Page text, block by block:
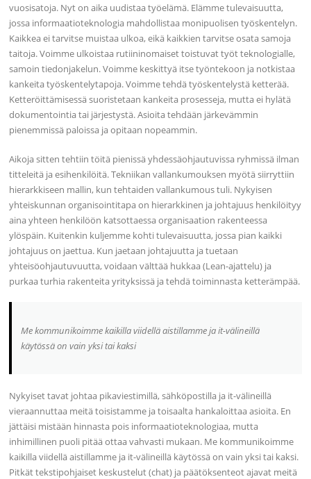
vuosisatoja. Nyt on aika uudistaa työelämä. Elämme tulevaisuutta,
jossa informaatioteknologia mahdollistaa monipuolisen työskentelyn.
Kaikkea ei tarvitse muistaa ulkoa, eikä kaikkien tarvitse osata samoja
taitoja. Voimme ulkoistaa rutiininomaiset toistuvat työt teknologialle,
samoin tiedonjakelun. Voimme keskittyä itse työntekoon ja notkistaa
kankeita työskentelytapoja. Voimme tehdä työskentelystä ketterää.
Ketteröittämisessä suoristetaan kankeita prosesseja, mutta ei hylätä
dokumentointia tai järjestystä. Asioita tehdään järkevämmin
pienemmissä paloissa ja opitaan nopeammin.
Aikoja sitten tehtiin töitä pienissä yhdessäohjautuvissa ryhmissä ilman
titteleitä ja esihenkilöitä. Tekniikan vallankumouksen myötä siirryttiin
hierarkkiseen mallin, kun tehtaiden vallankumous tuli. Nykyisen
yhteiskunnan organisointitapa on hierarkkinen ja johtajuus henkilöityy
aina yhteen henkilöön katsottaessa organisaation rakenteessa
ylöspäin. Kuitenkin kuljemme kohti tulevaisuutta, jossa pian kaikki
johtajuus on jaettua. Kun jaetaan johtajuutta ja tuetaan
yhteisöohjautuvuutta, voidaan välttää hukkaa (Lean-ajattelu) ja
purkaa turhia rakenteita yrityksissä ja tehdä toiminnasta ketterämpää.
Me kommunikoimme kaikilla viidellä aistillamme ja it-välineillä
käytössä on vain yksi tai kaksi
Nykyiset tavat johtaa pikaviestimillä, sähköpostilla ja it-välineillä
vieraannuttaa meitä toisistamme ja toisaalta hankaloittaa asioita. En
jättäisi mistään hinnasta pois informaatioteknologiaa, mutta
inhimillinen puoli pitää ottaa vahvasti mukaan. Me kommunikoimme
kaikilla viidellä aistillamme ja it-välineillä käytössä on vain yksi tai kaksi.
Pitkät tekstipohjaiset keskustelut (chat) ja päätöksenteot ajavat meitä